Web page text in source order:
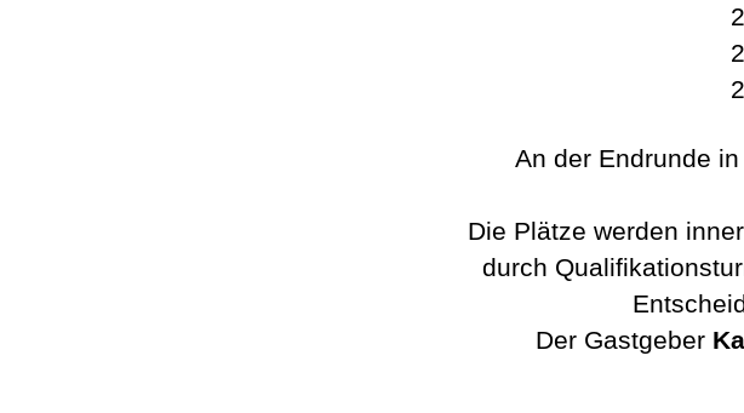
An der Endrunde
Die Plätze werden
durch
Der Gastgeber